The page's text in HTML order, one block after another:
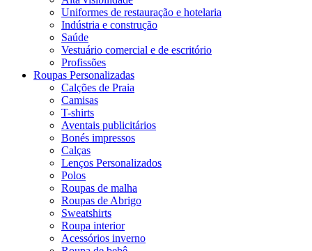
Uniformes de restauração e hotelaria
Indústria e construção
Saúde
Vestuário comercial e de escritório
Profissões
Roupas Personalizadas
Calções de Praia
Camisas
T-shirts
Aventais publicitários
Bonés impressos
Calças
Lenços Personalizados
Polos
Roupas de malha
Roupas de Abrigo
Sweatshirts
Roupa interior
Acessórios inverno